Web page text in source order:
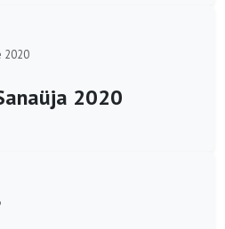
2020
2020